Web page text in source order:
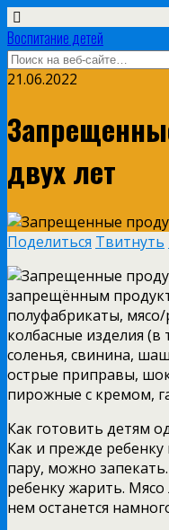
Воспитание детей
21.06.2022
двух лет
Поделиться Твитнуть
запрещённым
полуфабрикаты,
колбасные изделия (в
соленья, свинина,
острые приправы,
пирожные с кремом,
Как готовить детям
Как и прежде
пару, можно
ребенку жарить. Мясо
нем останется